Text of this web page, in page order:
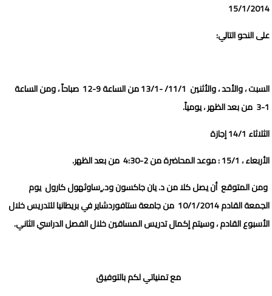
15/1/2014
على النحو التالي:
السبت ، والأحد ، والأثنين 11/1/ -13/1 من الساعة 9-12 صباحاً ، ومن الساعة
1-3 من بعد الظهر ، يومياً.
الثلاثاء 14/1 إجازة
الأربعاء ، 15/1 : موعد المحاضرة من 2-4:30 من بعد الظهر.
ومن المتوقع أن يصل كلا من د. يان جاكسون ود. ٍساوثهول كارول يوم
الجمعة القادم 10/1/2014 من جامعة ستافوردشاير في بريطانيا للتدريس خلال
الأسبوع القادم ،وسيتم إكمال تدريس المساقين خلال الفصل الدراسي الثاني.
مع تمنياتي لكم بالتوفيق